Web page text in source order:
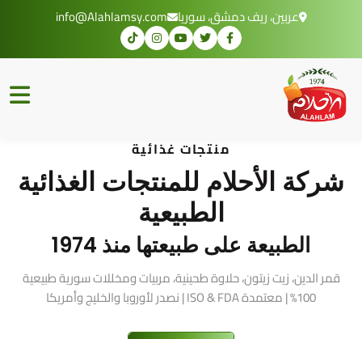
عربين، ريف دمشق، سوريا info@Alahlamsy.com
منتجات غذائية
شركة الأحلام للمنتجات الغذائية
الطبيعية
الطبيعة على طبيعتها منذ 1974
قمر الدين، زيت زيتون، حلاوة طحينية، مربيات ومخللات سورية طبيعية
100% | معتمدة ISO & FDA | نصدر لأوروبا والخليج وأمريكا